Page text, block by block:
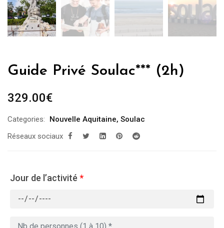
Guide Privé Soulac*** (2h)
329.00€
Categories: Nouvelle Aquitaine, Soulac
Réseaux sociaux
Jour de l’activité *